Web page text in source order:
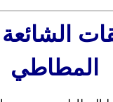
المطاطي